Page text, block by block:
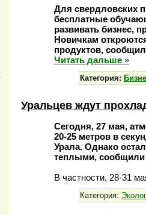
Для свердловских
бесплатные
развивать бизнес,
Новичкам
продуктов,
Читать дальше »
Категория:
Уральцев ждут
Сегодня, 27 мая,
20-25 метров в
Урала. Однако
теплыми, сообщили
В частности, 28-31
Категория: